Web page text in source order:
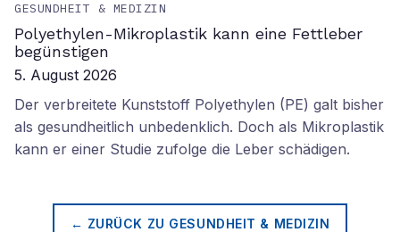
GESUNDHEIT & MEDIZIN
Polyethylen-Mikroplastik kann eine Fettleber
begünstigen
5. August 2026
Der verbreitete Kunststoff Polyethylen (PE) galt bisher
als gesundheitlich unbedenklich. Doch als Mikroplastik
kann er einer Studie zufolge die Leber schädigen.
← ZURÜCK ZU GESUNDHEIT & MEDIZIN